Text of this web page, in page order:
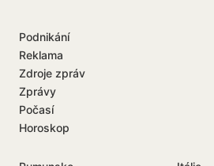
Podnikání
Reklama
Zdroje zpráv
Zprávy
Počasí
Horoskop